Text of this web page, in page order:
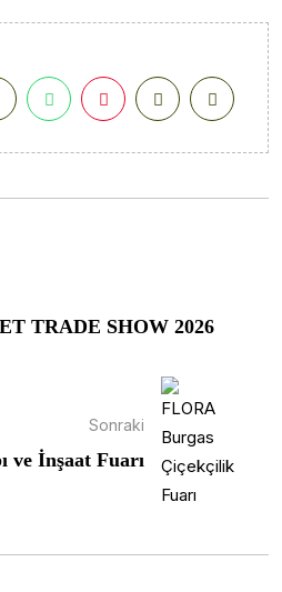
TRADE SHOW 2026
Sonraki
ve İnşaat Fuarı